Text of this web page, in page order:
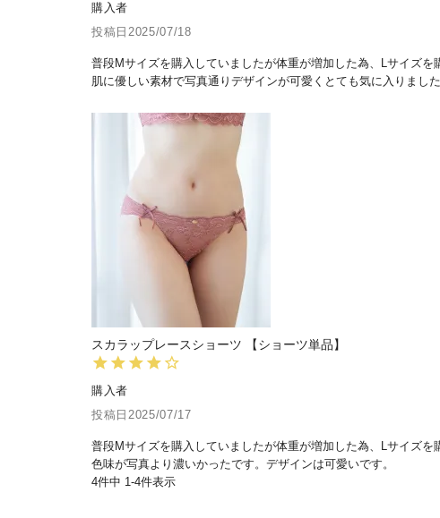
購入者
投稿日 2025/07/18
普段Mサイズを購入していましたが体重が増加した為、Lサイズを
肌に優しい素材で写真通りデザインが可愛くとても気に入りました
スカラップレースショーツ 【ショーツ単品】
購入者
投稿日 2025/07/17
普段Mサイズを購入していましたが体重が増加した為、Lサイズを
色味が写真より濃いかったです。デザインは可愛いです。
4件中 1-4件表示